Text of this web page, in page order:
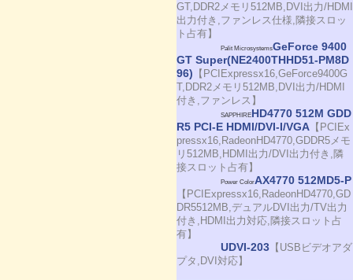
GT,DDR2メモリ512MB,DVI出力/HDMI
出力付き,ファンレス仕様,隣接スロッ
ト占有】
Palit MicrosystemsGeForce 9400
GT Super(NE2400THHD51-PM8D
96) 【PCIExpressx16,GeForce9400G
T,DDR2メモリ512MB,DVI出力/HDMI
付き,ファンレス】
SAPPHIREHD4770 512M GDD
R5 PCI-E HDMI/DVI-I/VGA【PCIEx
pressx16,RadeonHD4770,GDDR5メモ
リ512MB,HDMI出力/DVI出力付き,隣
接スロット占有】
Power ColorAX4770 512MD5-P
【PCIExpressx16,RadeonHD4770,GD
DR5512MB,デュアルDVI出力/TV出力
付き,HDMI出力対応,隣接スロット占
有】
UDVI-203【USBビデオアダ
プタ,DVI対応】